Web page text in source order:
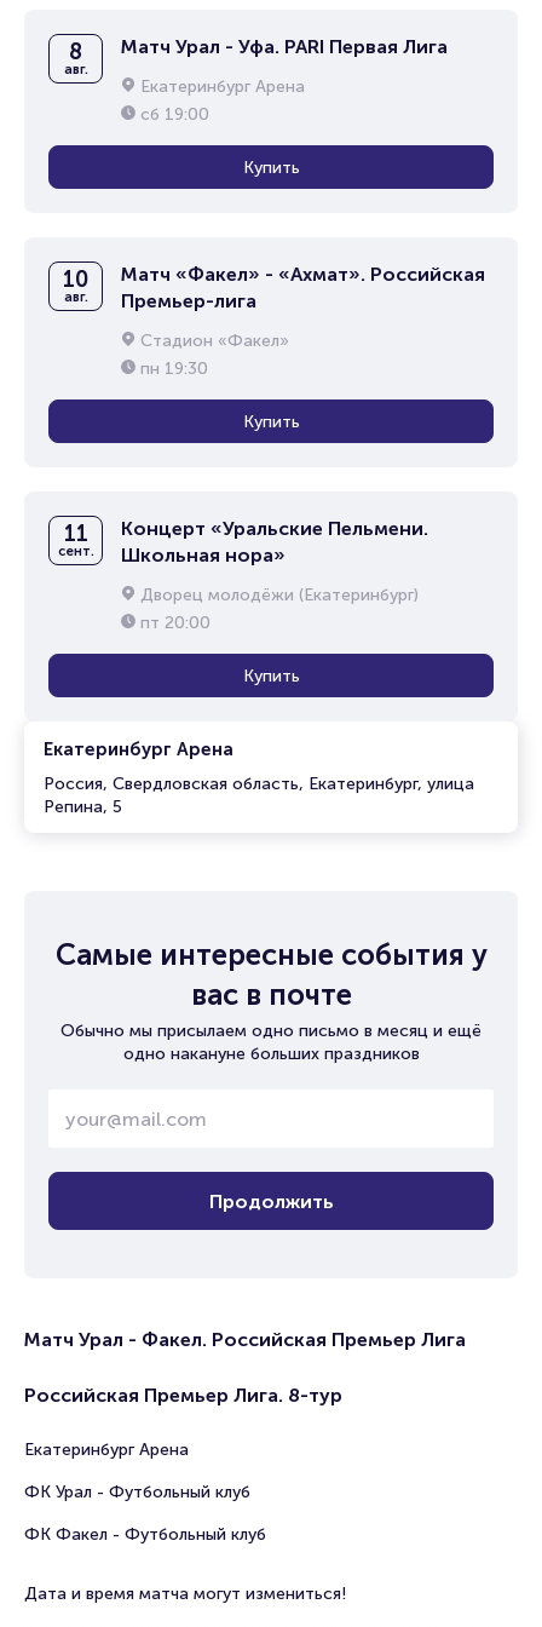
Екатеринбург Арена
Россия, Свердловская область, Екатеринбург, улица
Репина, 5
8
авг.
Матч Урал - Уфа. PARI Первая Лига
Екатеринбург Арена
сб 19:00
Купить
10
авг.
Матч «Факел» - «Ахмат». Российская
Премьер-лига
Стадион «Факел»
пн 19:30
Купить
11
сент.
Концерт «Уральские Пельмени.
Школьная нора»
Дворец молодёжи (Екатеринбург)
пт 20:00
Купить
Самые интересные события у
вас в почте
Обычно мы присылаем одно письмо в месяц и ещё
одно накануне больших праздников
Продолжить
Матч Урал - Факел. Российская Премьер Лига
Российская Премьер Лига. 8-тур
Екатеринбург Арена
ФК Урал - Футбольный клуб
ФК Факел - Футбольный клуб
Дата и время матча могут измениться!